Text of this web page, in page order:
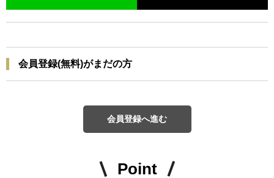
会員登録(無料)がまだの方
会員登録へ進む
Point